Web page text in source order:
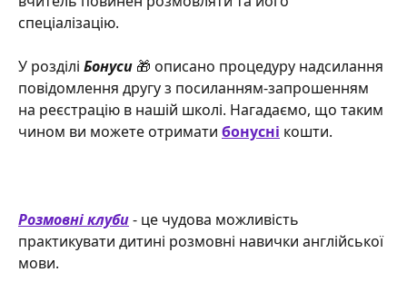
спеціалізацію.
У розділі Бонуси 🎁 описано процедуру надсилання
повідомлення другу з посиланням-запрошенням
на реєстрацію в нашій школі. Нагадаємо, що таким
чином ви можете отримати бонусні кошти.
Розмовні клуби - це чудова можливість
практикувати дитині розмовні навички англійської
мови.